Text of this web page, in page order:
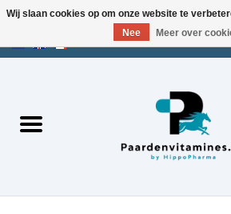
USD/CHF/
Zoek op merk
Wij slaan cookies op om onze website te
Nee
Meer over